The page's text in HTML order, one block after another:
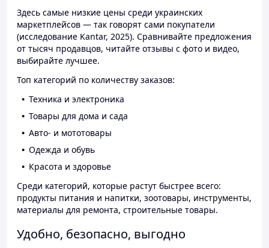
Здесь самые низкие цены среди украинских
маркетплейсов — так говорят сами покупатели
(исследование Kantar, 2025). Сравнивайте предложения
от тысяч продавцов, читайте отзывы с фото и видео,
выбирайте лучшее.
Топ категорий по количеству заказов:
Техника и электроника
Товары для дома и сада
Авто- и мототовары
Одежда и обувь
Красота и здоровье
Среди категорий, которые растут быстрее всего:
продукты питания и напитки, зоотовары, инструменты,
материалы для ремонта, строительные товары.
Удобно, безопасно, выгодно